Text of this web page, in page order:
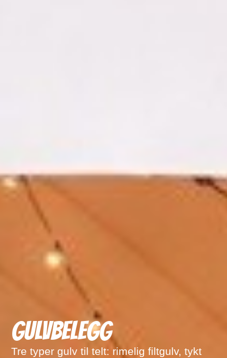
GULVBELEGG
Tre typer gulv til telt: rimelig filtgulv, tykt